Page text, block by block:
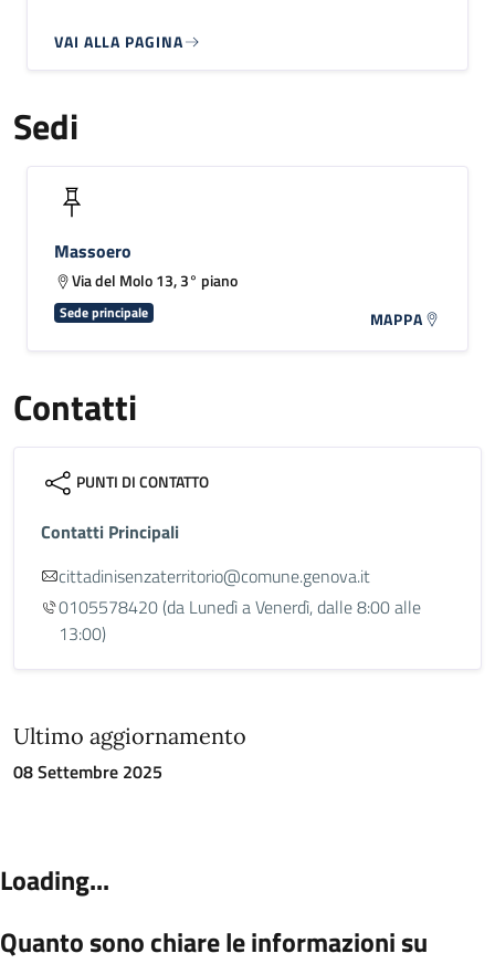
VAI ALLA PAGINA
Sedi
Massoero
Via del Molo 13, 3° piano
Sede principale MAPPA
Contatti
PUNTI DI CONTATTO
Contatti Principali
cittadinisenzaterritorio@comune.genova.it
0105578420 (da Lunedì a Venerdì, dalle 8:00 alle
13:00)
Ultimo aggiornamento
08 Settembre 2025